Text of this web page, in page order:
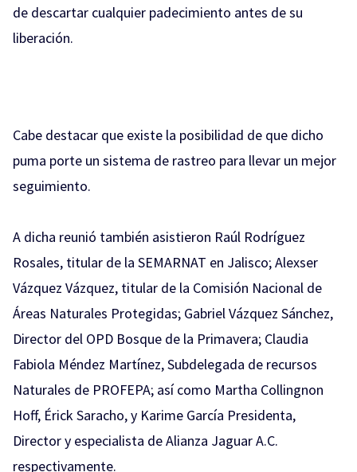
de descartar cualquier padecimiento antes de su
liberación.
Cabe destacar que existe la posibilidad de que dicho
puma porte un sistema de rastreo para llevar un mejor
seguimiento.
A dicha reunió también asistieron Raúl Rodríguez
Rosales, titular de la SEMARNAT en Jalisco; Alexser
Vázquez Vázquez, titular de la Comisión Nacional de
Áreas Naturales Protegidas; Gabriel Vázquez Sánchez,
Director del OPD Bosque de la Primavera; Claudia
Fabiola Méndez Martínez, Subdelegada de recursos
Naturales de PROFEPA; así como Martha Collingnon
Hoff, Érick Saracho, y Karime García Presidenta,
Director y especialista de Alianza Jaguar A.C.
respectivamente.